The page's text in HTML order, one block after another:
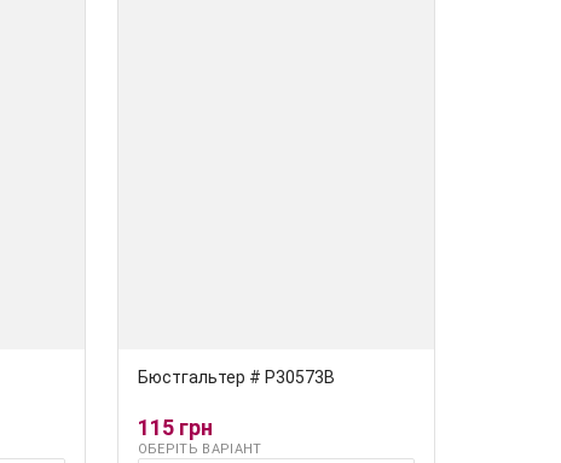
Бюстгальтер # Р30573В
115 грн
ОБЕРІТЬ ВАРІАНТ